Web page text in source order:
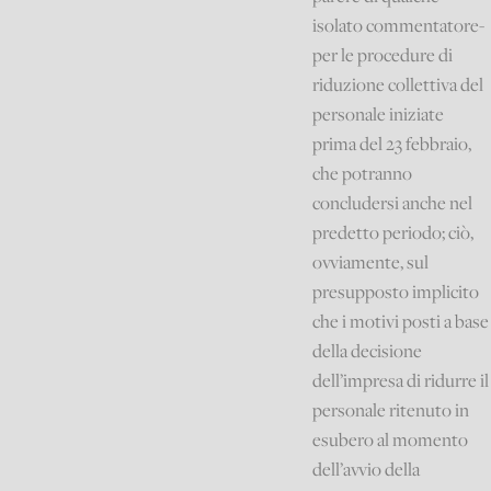
isolato commentatore-
per le procedure di
riduzione collettiva del
personale iniziate
prima del 23 febbraio,
che potranno
concludersi anche nel
predetto periodo; ciò,
ovviamente, sul
presupposto implicito
che i motivi posti a base
della decisione
dell’impresa di ridurre il
personale ritenuto in
esubero al momento
dell’avvio della